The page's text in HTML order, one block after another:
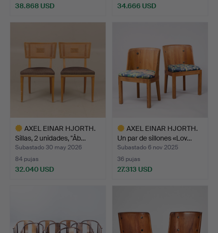
38.868 USD
34.666 USD
AXEL EINAR HJORTH.
Sillas, 2 unidades, "Åb…
Subastado 30 may 2026
84 pujas
32.040 USD
AXEL EINAR HJORTH.
Un par de sillones «Lov…
Subastado 6 nov 2025
36 pujas
27.313 USD